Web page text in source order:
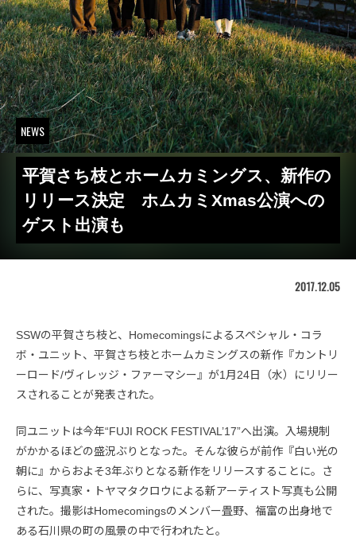
NEWS
平賀さち枝とホームカミングス、新作の
リリース決定 ホムカミXmas公演への
ゲスト出演も
2017.12.05
SSWの平賀さち枝と、Homecomingsによるスペシャル・コラ
ボ・ユニット、平賀さち枝とホームカミングスの新作『カントリ
ーロード/ヴィレッジ・ファーマシー』が1月24日（水）にリリー
スされることが発表された。
同ユニットは今年“FUJI ROCK FESTIVAL’17”へ出演。入場規制
がかかるほどの盛況ぶりとなった。そんな彼らが前作『白い光の
朝に』からおよそ3年ぶりとなる新作をリリースすることに。さ
らに、写真家・トヤマタクロウによる新アーティスト写真も公開
された。撮影はHomecomingsのメンバー畳野、福富の出身地で
ある石川県の町の風景の中で行われたと。